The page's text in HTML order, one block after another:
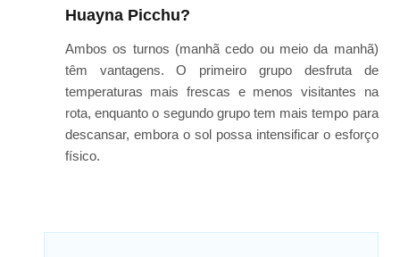
Huayna Picchu?
Ambos os turnos (manhã cedo ou meio da manhã)
têm vantagens. O primeiro grupo desfruta de
temperaturas mais frescas e menos visitantes na
rota, enquanto o segundo grupo tem mais tempo para
descansar, embora o sol possa intensificar o esforço
físico.